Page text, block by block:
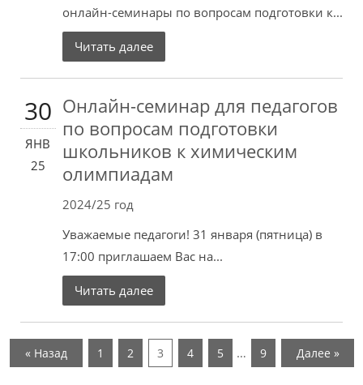
онлайн-семинары по вопросам подготовки к...
Читать далее
30
ЯНВ
25
Онлайн-семинар для педагогов
по вопросам подготовки
школьников к химическим
олимпиадам
2024/25 год
Уважаемые педагоги! 31 января (пятница) в
17:00 приглашаем Вас на...
Читать далее
« Назад 1 2 3 4 5 … 9 Далее »